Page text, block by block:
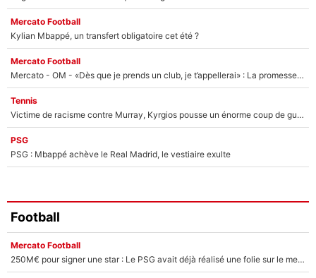
Mercato Football
Kylian Mbappé, un transfert obligatoire cet été ?
Mercato Football
Mercato - OM - «Dès que je prends un club, je t’appellerai» : La promesse de Marcelino au moment de claquer la porte
Tennis
Victime de racisme contre Murray, Kyrgios pousse un énorme coup de gueule !
PSG
PSG : Mbappé achève le Real Madrid, le vestiaire exulte
Football
Mercato Football
250M€ pour signer une star : Le PSG avait déjà réalisé une folie sur le mercato bien avant Neymar !